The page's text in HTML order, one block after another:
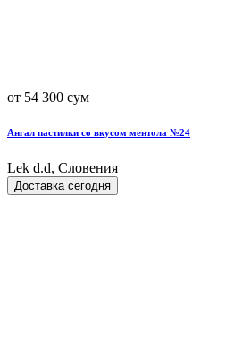
от 54 300 сум
Ангал пастилки со вкусом ментола №24
Lek d.d, Словения
Доставка сегодня